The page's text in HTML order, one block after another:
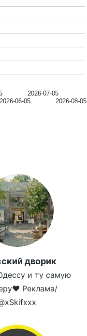
2026-06-05
2026-07-05
2026-08-05
дворик
и ту самую
Реклама/